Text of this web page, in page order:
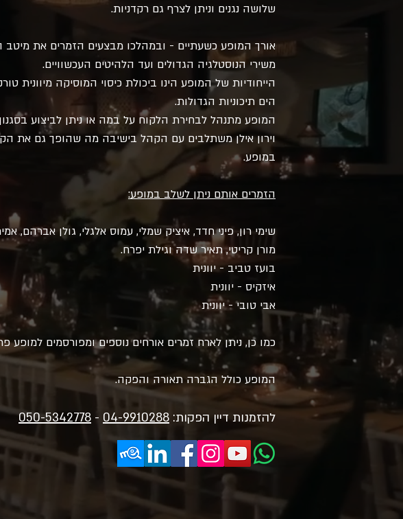
שלושה נגנים וניתן לצרף גם רקדניות.
אורך המופע כשעתיים - ובמהלכו מבצעים הזמרים את מיטב
משירי הנוסטלגיה הגדולים ועד הלהיטים העכשוויים.
הייחודיות של המופע הינו ביכולת כיסוי המוסיקה מיוונית
הים תיכוניות הגדולות.
המופע מתנהל לבחירת הלקוח על במה או ניתן לביצוע
וירון אילן משתלבים עם הקהל בישיבה מה שהופך גם את
במופע.
הזמרים אותם ניתן לשלב במופע:
שימי רון, פיני חדד, איציק שמלי, עמוס אלגלי, גולן אברהם,
מורן קריטי, תאיר שדה וגילת יפרח.
בועז טביב - יוונית
איזקיס - יוונית
אבי טובי - יוונית
כמו כן, ניתן לארח זמרים אורחים נוספים ומפורסמים למופע פריצה
המופע כולל הגברה תאורה והפקה.
להזמנות דיין הפקות: 04-9910288
-
050-5342778